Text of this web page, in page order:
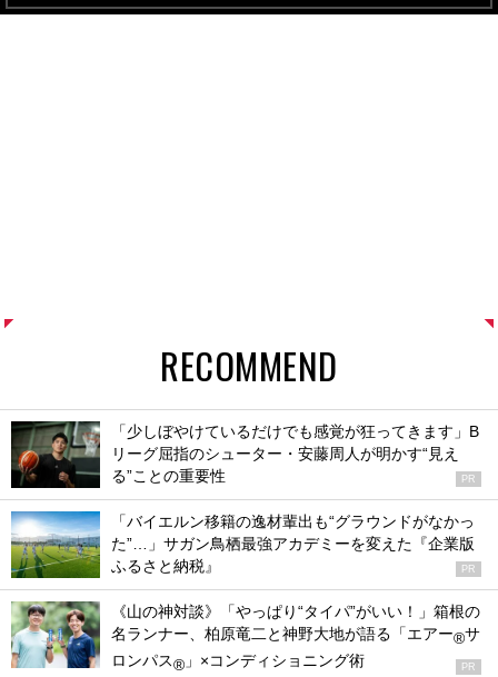
RECOMMEND
「少しぼやけているだけでも感覚が狂ってきます」B
リーグ屈指のシューター・安藤周人が明かす“見え
る”ことの重要性
PR
「バイエルン移籍の逸材輩出も“グラウンドがなかっ
た”…」サガン鳥栖最強アカデミーを変えた『企業版
ふるさと納税』
PR
《山の神対談》「やっぱり“タイパ”がいい！」箱根の
名ランナー、柏原竜二と神野大地が語る「エアー®サ
ロンパス® 」×コンディショニング術 PR